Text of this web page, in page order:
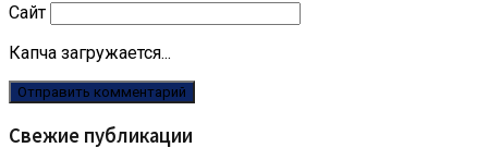
Сайт
Капча загружается...
Свежие публикации